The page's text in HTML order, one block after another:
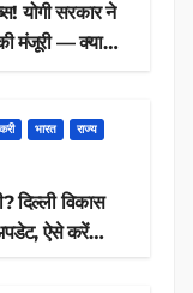
योगी सरकार ने
मंजूरी — क्या
भारत राज्य
विकास
ऐसे करें